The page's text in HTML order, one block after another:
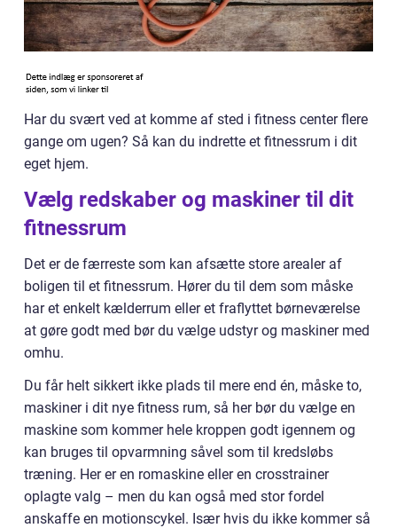
Har du svært ved at komme af sted i fitness center flere
gange om ugen? Så kan du indrette et fitnessrum i dit
eget hjem.
Vælg redskaber og maskiner til dit
fitnessrum
Det er de færreste som kan afsætte store arealer af
boligen til et fitnessrum. Hører du til dem som måske
har et enkelt kælderrum eller et fraflyttet børneværelse
at gøre godt med bør du vælge udstyr og maskiner med
omhu.
Du får helt sikkert ikke plads til mere end én, måske to,
maskiner i dit nye fitness rum, så her bør du vælge en
maskine som kommer hele kroppen godt igennem og
kan bruges til opvarmning såvel som til kredsløbs
træning. Her er en romaskine eller en crosstrainer
oplagte valg – men du kan også med stor fordel
anskaffe en motionscykel. Især hvis du ikke kommer så